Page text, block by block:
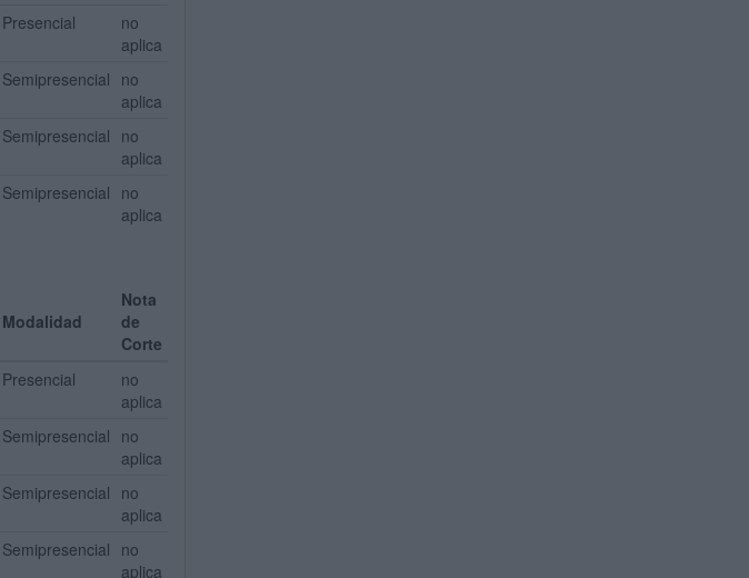
Presencial
no
aplica
Semipresencial no
aplica
Semipresencial no
aplica
Semipresencial no
aplica
Modalidad
Nota
de
Corte
Presencial
no
aplica
Semipresencial no
aplica
Semipresencial no
aplica
Semipresencial no
aplica